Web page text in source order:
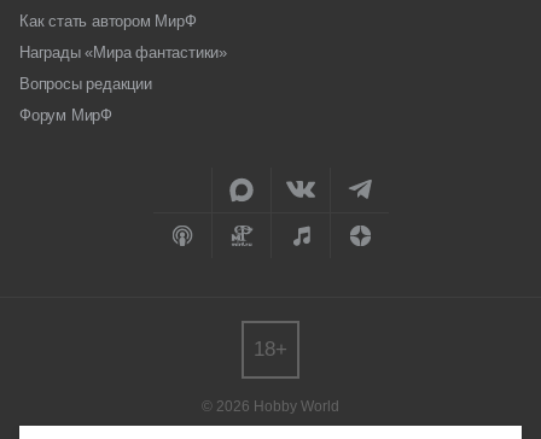
Как стать автором МирФ
Награды «Мира фантастики»
Вопросы редакции
Форум МирФ
© 2026 Hobby World
18+